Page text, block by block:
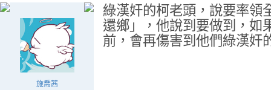
施喬茜
綠漢奸的柯老頭 ，說要率領
還鄉」，他說到要做到，如
前，會再傷害到他們綠漢奸